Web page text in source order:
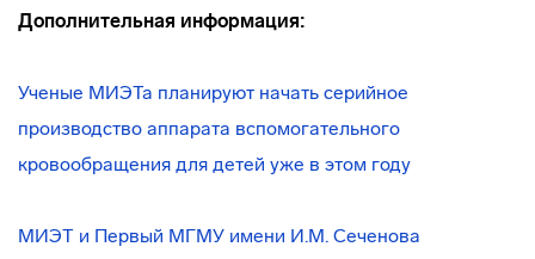
Дополнительная информация:
Ученые МИЭТа планируют начать серийное
производство аппарата вспомогательного
кровообращения для детей уже в этом году
МИЭТ и Первый МГМУ имени И.М. Сеченова